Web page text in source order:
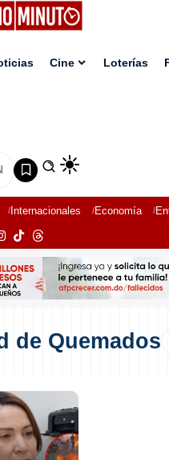
Cine Loterías
Internacionales Economía
de Quemados